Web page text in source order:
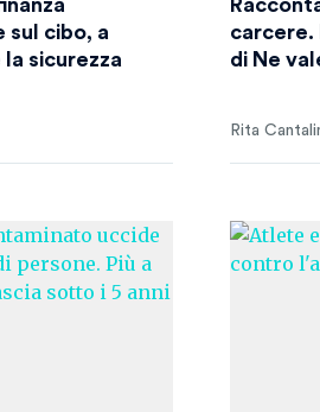
sul cibo, a
sicurezza
carcere.
di Ne
Rita